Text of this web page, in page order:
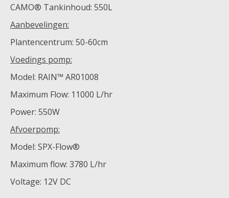
CAMO® Tankinhoud: 550L
Aanbevelingen:
Plantencentrum: 50-60cm
Voedings pomp:
Model: RAIN™ AR01008
Maximum Flow: 11000 L/hr
Power: 550W
Afvoerpomp:
Model: SPX-Flow®
Maximum flow: 3780 L/hr
Voltage: 12V DC